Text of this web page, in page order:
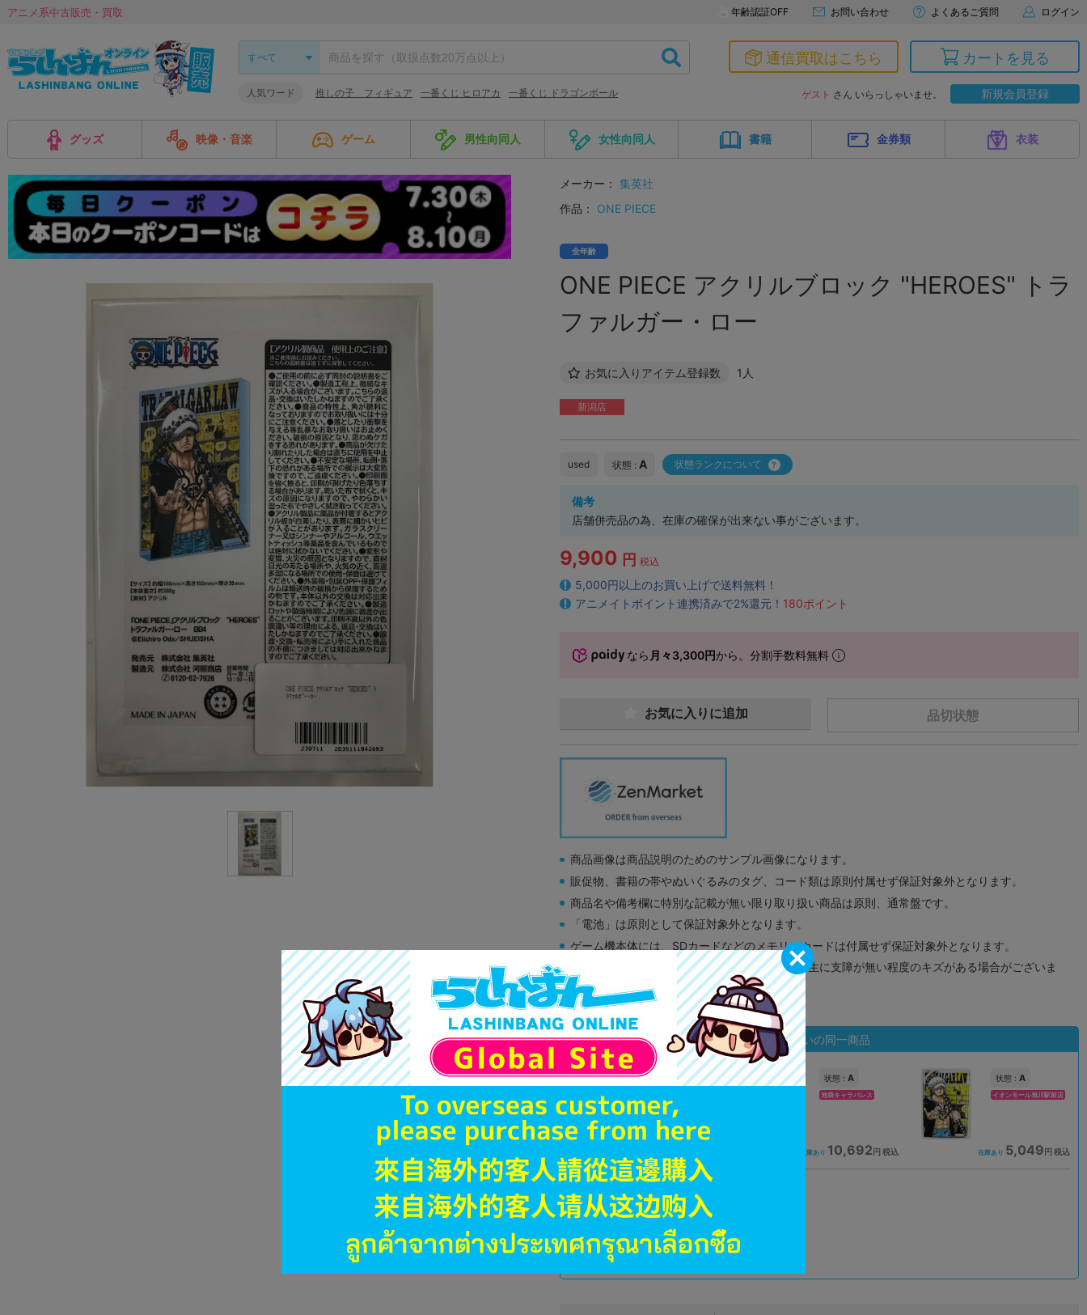
アニメ系中古販売・買取 年齢認証OFF お問い合わせ よくあるご質問 ログイン
人気ワード 推しの子 フィギュア 一番くじ ヒロアカ 一番くじ ドラゴンボール
通信買取はこちら カートを見る
ゲスト さん いらっしゃいませ。 新規会員登録
グッズ 映像・音楽 ゲーム 男性向同人 女性向同人 書籍 金券類 衣装
メーカー： 集英社
作品：
ONE PIECE
全年齢
ONE PIECE アクリルブロック "HEROES" トラ
ファルガー・ロー
お気に入りアイテム登録数 1人
新潟店
used 状態 : A 状態ランクについて
備考
店舗併売品の為、在庫の確保が出来ない事がございます。
9,900 円 税込
5,000円以上のお買い上げで送料無料！
アニメイトポイント連携済みで2%還元！ 180ポイント
なら 月々3,300円から。分割手数料無料
品切状態
お気に入りに追加
商品画像は商品説明のためのサンプル画像になります。
販促物、書籍の帯やぬいぐるみのタグ、コード類は原則付属せず保証対象外となります。
商品名や備考欄に特別な記載が無い限り取り扱い商品は原則、通常盤です。
「電池」は原則として保証対象外となります。
ゲーム機本体には、SDカードなどのメモリーカードは付属せず保証対象外となります。
ディスク類の読み取り面のキズに関しまして再生に支障が無い程度のキズがある場合がございま
す。
※詳細につきましてはコチラ
状態違いの同一商品
A 状態 : A
池袋キャラパレス
在庫あり 10,692 円 税込
状態 : A
イオンモール旭川駅前店
在庫あり 5,049 円 税込
状態 :A
長野店